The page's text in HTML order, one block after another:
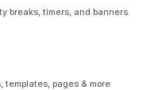
breaks, timers, and banners.
templates, pages & more